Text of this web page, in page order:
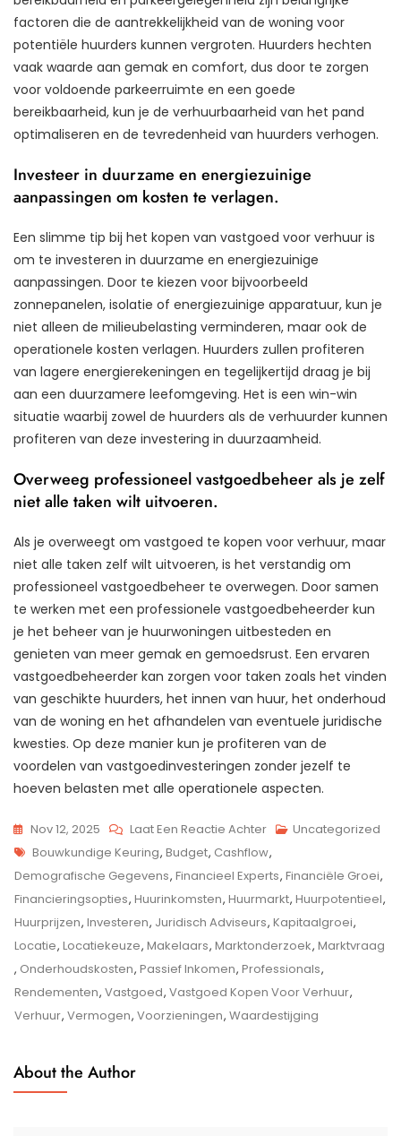
factoren die de aantrekkelijkheid van de woning voor
potentiële huurders kunnen vergroten. Huurders hechten
vaak waarde aan gemak en comfort, dus door te zorgen
voor voldoende parkeerruimte en een goede
bereikbaarheid, kun je de verhuurbaarheid van het pand
optimaliseren en de tevredenheid van huurders verhogen.
Investeer in duurzame en energiezuinige
aanpassingen om kosten te verlagen.
Een slimme tip bij het kopen van vastgoed voor verhuur is
om te investeren in duurzame en energiezuinige
aanpassingen. Door te kiezen voor bijvoorbeeld
zonnepanelen, isolatie of energiezuinige apparatuur, kun je
niet alleen de milieubelasting verminderen, maar ook de
operationele kosten verlagen. Huurders zullen profiteren
van lagere energierekeningen en tegelijkertijd draag je bij
aan een duurzamere leefomgeving. Het is een win-win
situatie waarbij zowel de huurders als de verhuurder kunnen
profiteren van deze investering in duurzaamheid.
Overweeg professioneel vastgoedbeheer als je zelf
niet alle taken wilt uitvoeren.
Als je overweegt om vastgoed te kopen voor verhuur, maar
niet alle taken zelf wilt uitvoeren, is het verstandig om
professioneel vastgoedbeheer te overwegen. Door samen
te werken met een professionele vastgoedbeheerder kun
je het beheer van je huurwoningen uitbesteden en
genieten van meer gemak en gemoedsrust. Een ervaren
vastgoedbeheerder kan zorgen voor taken zoals het vinden
van geschikte huurders, het innen van huur, het onderhoud
van de woning en het afhandelen van eventuele juridische
kwesties. Op deze manier kun je profiteren van de
voordelen van vastgoedinvesteringen zonder jezelf te
hoeven belasten met alle operationele aspecten.
Nov 12, 2025 Laat Een Reactie AchterOp
Investeren
In
Vastgoed:
Slimme
Zet
Voor
Verhuurdoeleinden
Uncategorized
Tags
Bouwkundige Keuring, Budget, Cashflow,
Demografische Gegevens, Financieel Experts, Financiële Groei,
Financieringsopties, Huurinkomsten, Huurmarkt, Huurpotentieel,
Huurprijzen, Investeren, Juridisch Adviseurs, Kapitaalgroei,
Locatie, Locatiekeuze, Makelaars, Marktonderzoek, Marktvraag
, Onderhoudskosten, Passief Inkomen, Professionals,
Rendementen, Vastgoed, Vastgoed Kopen Voor Verhuur,
Verhuur, Vermogen, Voorzieningen, Waardestijging
About the Author